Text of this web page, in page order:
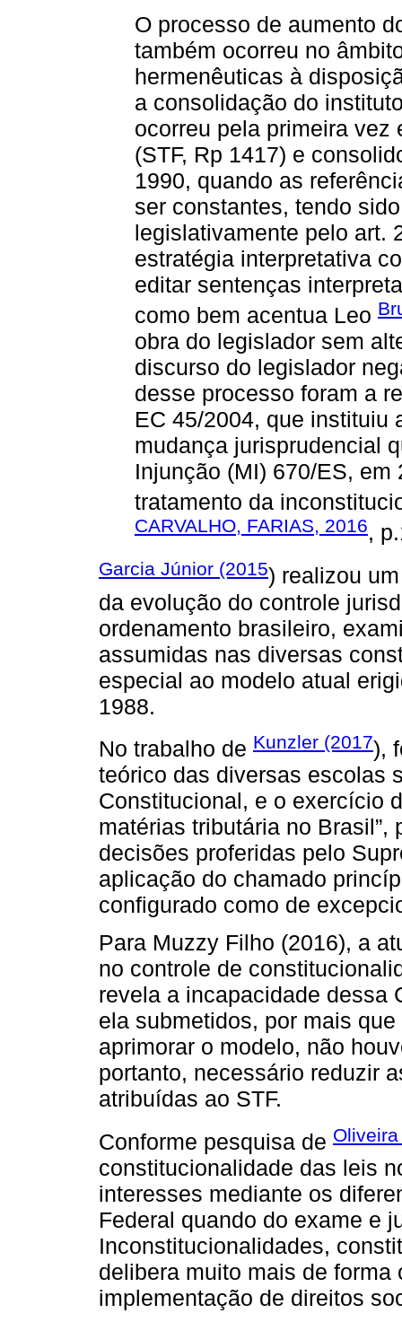
O processo de aumento
também ocorreu no
hermenêuticas à
a consolidação do
ocorreu pela primeira vez
(STF, Rp 1417) e
1990, quando as
ser constantes, tendo
legislativamente pelo art.
estratégia interpretativa
editar sentenças
como bem acentua Leo
obra do legislador sem
discurso do legislador
desse processo foram a
EC 45/2004, que instituiu
mudança jurisprudencial
Injunção (MI) 670/ES,
tratamento da
CARVALHO, FARIAS, 2016,
Garcia Júnior (2015) realizou
da evolução do controle
ordenamento brasileiro,
assumidas nas diversas
especial ao modelo atual
1988.
No trabalho de Kunzler (2017),
teórico das diversas escolas
Constitucional, e o exercício
matérias tributária no
decisões proferidas pelo
aplicação do chamado
configurado como de
Para Muzzy Filho (2016), a
no controle de
revela a incapacidade dessa
ela submetidos, por mais
aprimorar o modelo, não
portanto, necessário reduzir
atribuídas ao STF.
Conforme pesquisa de
constitucionalidade das leis
interesses mediante os
Federal quando do exame e
Inconstitucionalidades,
delibera muito mais de
implementação de direitos